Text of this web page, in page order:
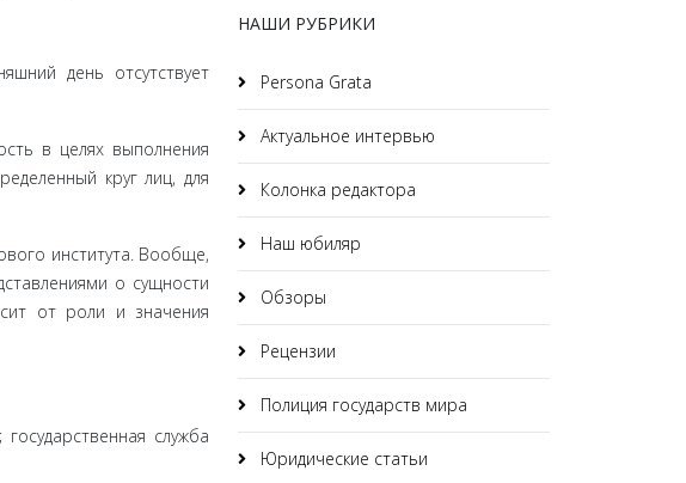
день отсут­ствует
в целях выполнения
круг лиц, для
института. Во­обще,
о сущ­ности
от роли и значения
служба
НАШИ РУБРИКИ
Persona Grata
Актуальное интервью
Колонка редактора
Наш юбиляр
Обзоры
Рецензии
Полиция государств мира
Юридические статьи